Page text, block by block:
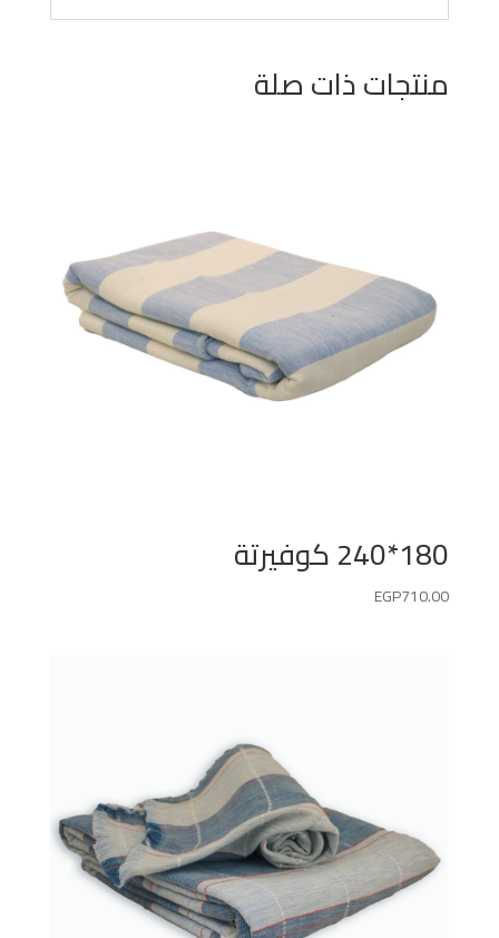
منتجات ذات صلة
180*240 كوفيرتة
EGP710.00